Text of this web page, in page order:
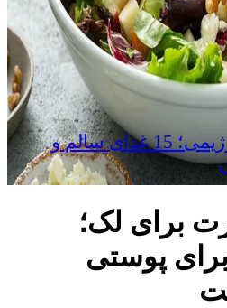
طرز تهیه سالاد های رژیمی؛ 15 غذای سالم و
برای لک؛
پوستی